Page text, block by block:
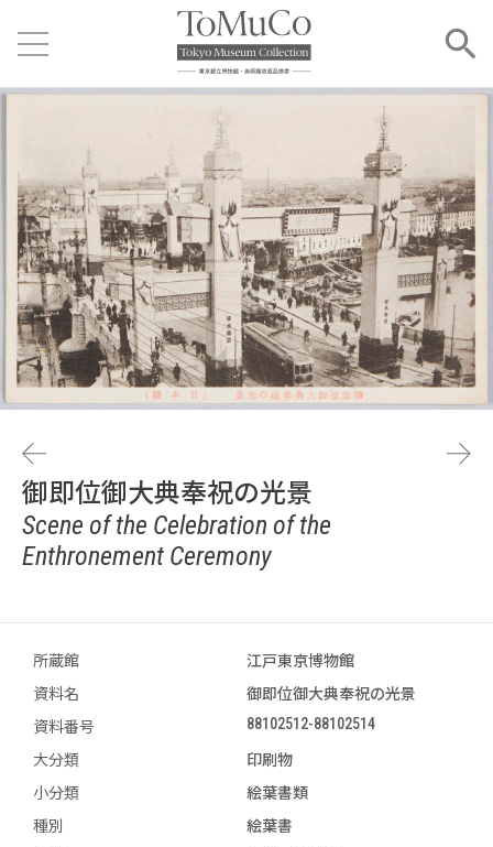
御即位御大典奉祝の光景
Scene of the Celebration of the
Enthronement Ceremony
所蔵館
江戸東京博物館
資料名
御即位御大典奉祝の光景
資料番号
88102512-88102514
大分類
印刷物
小分類
絵葉書類
種別
絵葉書